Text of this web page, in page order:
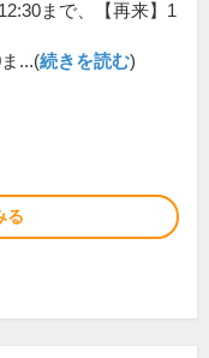
まで、【再来】1
...(続きを読む)
る